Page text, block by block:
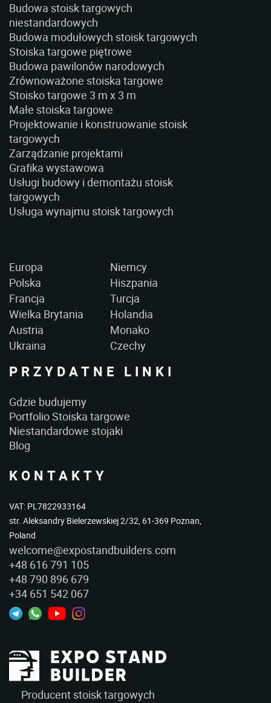
Producent stoisk targowych
Budowa stoisk targowych
niestandardowych
Budowa modułowych stoisk targowych
Stoiska targowe piętrowe
Budowa pawilonów narodowych
Zrównoważone stoiska targowe
Stoisko targowe 3 m x 3 m
Małe stoiska targowe
Projektowanie i konstruowanie stoisk
targowych
Zarządzanie projektami
Grafika wystawowa
Usługi budowy i demontażu stoisk
targowych
Usługa wynajmu stoisk targowych
Europa
Niemcy
Polska
Hiszpania
Francja
Turcja
Wielka Brytania
Holandia
Austria
Monako
Ukraina
Czechy
PRZYDATNE LINKI
Gdzie budujemy
Portfolio Stoiska targowe
Niestandardowe stojaki
Blog
KONTAKTY
VAT: PL7822933164
str. Aleksandry Bielerzewskiej 2/32, 61-369 Poznan,
Poland
welcome@expostandbuilders.com
+48 616 791 105
+48 790 896 679
+34 651 542 067